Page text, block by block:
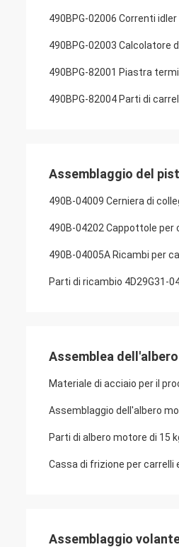
490BPG-02006 Correnti
490BPG-02003 Calcolatore
490BPG-82001 Piastra
490BPG-82004 Parti di
Assemblaggio del
490B-04009 Cerniera di
490B-04202 Cappottole per
490B-04005A Ricambi per
Parti di ricambio 4D29G31-
Assemblea
Materiale di acciaio per il
Assemblaggio dell'albero
Parti di albero motore di 15
Cassa di frizione per carrelli
Assemblaggio